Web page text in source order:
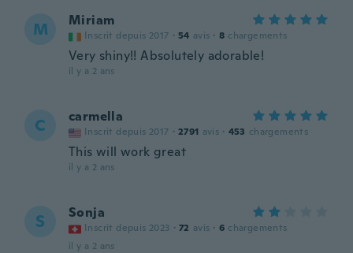
M Miriam
Inscrit depuis 2017 · 54 avis · 8 chargements
Very shiny!! Absolutely adorable!
il y a 2 ans
C carmella
Inscrit depuis 2017 · 2791 avis · 453 chargements
This will work great
il y a 2 ans
S Sonja
Inscrit depuis 2023 · 72 avis · 6 chargements
il y a 2 ans